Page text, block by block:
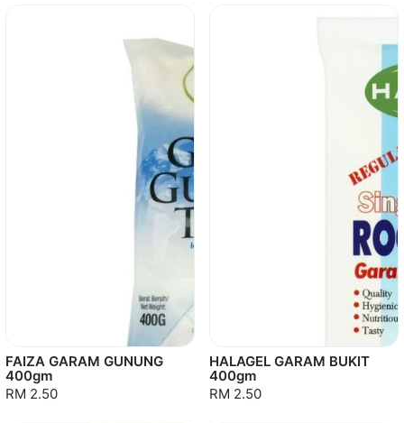
FAIZA GARAM GUNUNG
400gm
RM 2.50
HALAGEL GARAM BUKIT
400gm
RM 2.50